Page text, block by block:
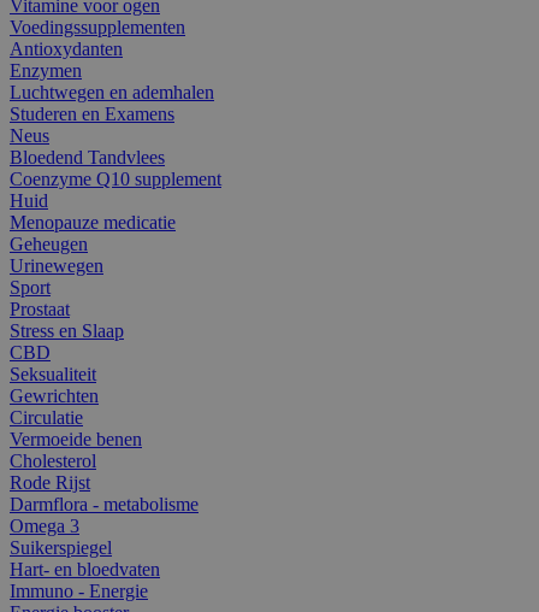
Vitamine voor ogen
Voedingssupplementen
Antioxydanten
Enzymen
Luchtwegen en ademhalen
Studeren en Examens
Neus
Bloedend Tandvlees
Coenzyme Q10 supplement
Huid
Menopauze medicatie
Geheugen
Urinewegen
Sport
Prostaat
Stress en Slaap
CBD
Seksualiteit
Gewrichten
Circulatie
Vermoeide benen
Cholesterol
Rode Rijst
Darmflora - metabolisme
Omega 3
Suikerspiegel
Hart- en bloedvaten
Immuno - Energie